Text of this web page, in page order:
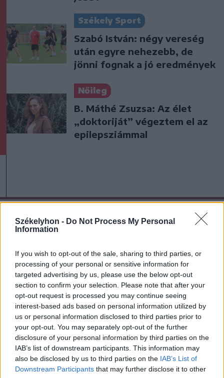
Székelyhon - Do Not Process My Personal
Information
If you wish to opt-out of the sale, sharing to third parties, or
processing of your personal or sensitive information for
targeted advertising by us, please use the below opt-out
section to confirm your selection. Please note that after your
opt-out request is processed you may continue seeing
interest-based ads based on personal information utilized by
us or personal information disclosed to third parties prior to
your opt-out. You may separately opt-out of the further
disclosure of your personal information by third parties on the
IAB’s list of downstream participants. This information may
also be disclosed by us to third parties on the IAB’s List of
Downstream Participants that may further disclose it to other
Székely Sport
Szabó István: négy vereség
után egyre nehezebb, de
jönni fognak a jó eredmények
Nőileg
B. Máthé Zsuzsa: Az élet
„doktoriját” végeztem el az
epilepsziámmal
A rovat további cikkei